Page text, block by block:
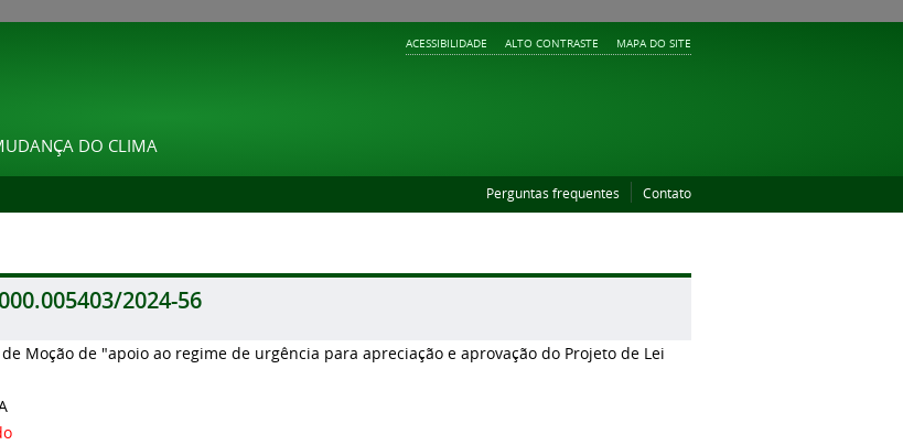
ACESSIBILIDADE ALTO CONTRASTE MAPA DO SITE
DO CLIMA
Perguntas frequentes Contato
2024-56
Moção de "apoio ao regime de urgência para apreciação e aprovação do Projeto de Lei